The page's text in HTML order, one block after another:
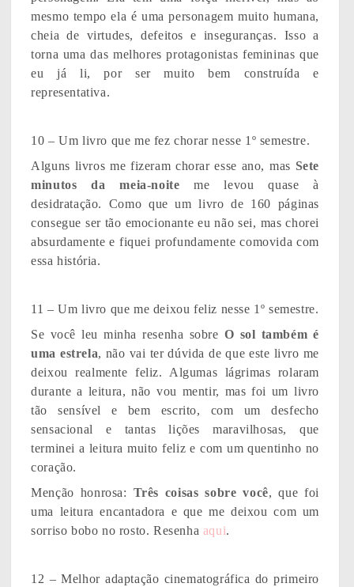
mesmo tempo ela é uma personagem muito humana,
cheia de virtudes, defeitos e inseguranças. Isso a
torna uma das melhores protagonistas femininas que
eu já li, por ser muito bem construída e
representativa.
10 – Um livro que me fez chorar nesse 1º semestre.
Alguns livros me fizeram chorar esse ano, mas Sete
minutos da meia-noite me levou quase à
desidratação. Como que um livro de 160 páginas
consegue ser tão emocionante eu não sei, mas chorei
absurdamente e fiquei profundamente comovida com
essa história.
11 – Um livro que me deixou feliz nesse 1º semestre.
Se você leu minha resenha sobre O sol também é
uma estrela, não vai ter dúvida de que este livro me
deixou realmente feliz. Algumas lágrimas rolaram
durante a leitura, não vou mentir, mas foi um livro
tão sensível e bem escrito, com um desfecho
sensacional e tantas lições maravilhosas, que
terminei a leitura muito feliz e com um quentinho no
coração.
Menção honrosa: Três coisas sobre você, que foi
uma leitura encantadora e que me deixou com um
sorriso bobo no rosto. Resenha aqui.
12 – Melhor adaptação cinematográfica do primeiro